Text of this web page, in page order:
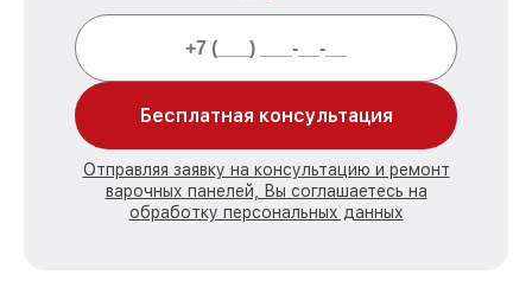
Бесплатная консультация
Отправляя заявку на консультацию и ремонт
варочных панелей, Вы соглашаетесь на
обработку персональных данных